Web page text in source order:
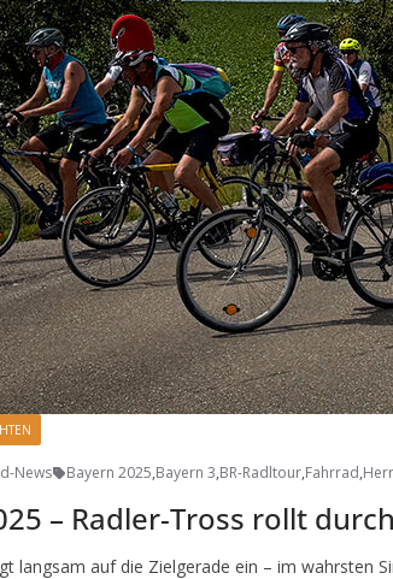
News Bayern 2025,Bayern 3,BR-Radltour,Fahrrad,
– Radler-Tross rollt
langsam auf die Zielgerade ein – im wahrsten